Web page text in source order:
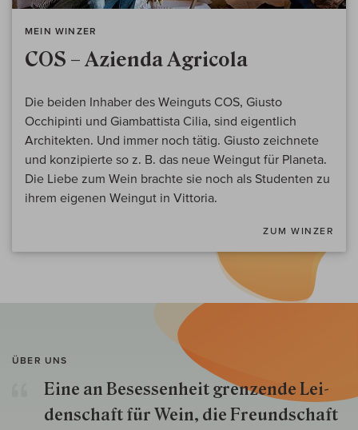
MEIN WINZER
COS – Azienda Agricola
Die beiden Inhaber des Weinguts COS, Giusto
Occhipinti und Giambattista Cilia, sind eigentlich
Architekten. Und immer noch tätig. Giusto zeichnete
und konzipierte so z. B. das neue Weingut für Planeta.
Die Liebe zum Wein brachte sie noch als Studenten zu
ihrem eigenen Weingut in Vittoria.
ZUM WINZER
ÜBER UNS
Eine an Besessenheit gren­zende Lei­
den­schaft für Wein, die Freund­schaft